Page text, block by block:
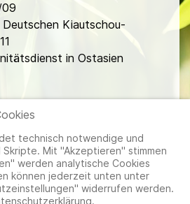
Kiautschou-
in Ostasien
technisch notwendige und
Mit "Akzeptieren" stimmen
werden analytische Cookies
können jederzeit unten unter
widerrufen werden.